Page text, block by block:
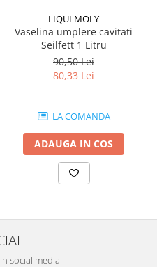
LIQUI MOLY
Vaselina umplere cavitati
Seilfett 1 Litru
90,50 Lei
80,33 Lei
LA COMANDA
ADAUGA IN COS
social media